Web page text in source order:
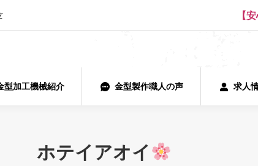
【
型加工機械紹介 金型製作職人の声 求人
ホテイアオイ
加工機械紹介 求人情